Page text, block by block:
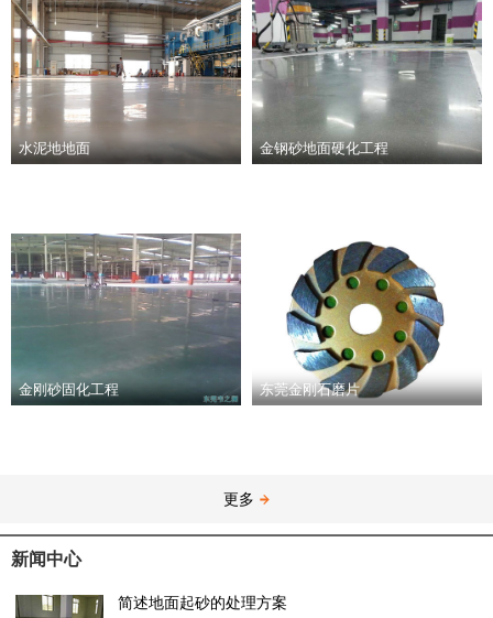
水泥地地面 金钢砂地面硬化工程
金刚砂固化工程 东莞金刚石磨片
更多
新闻中心
简述地面起砂的处理方案